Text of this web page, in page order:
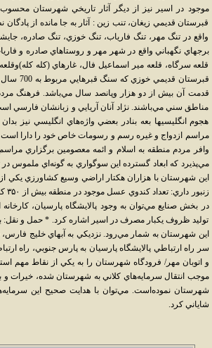
موجود در اسير نيز از ديگر آثار تاريخي شهرستان
قبرستان قديمي زيغان، تنب زين : آثار به جا مانده از
واقع در تنگ مهر، تنگ فارياب، تنگ خوزي، تنگ صادره،
برجهاي نگهباني واقع در شهر مهر و روستاهاي صادره و
قلعه سرگاه، قلعه مير اسماعيل فال، غارهاي (كله
قدمت آن بيش از دو هزار وپانصد سال مي‌باشد. فرهنگ
مناطق سني مي‌باشند. نژاد آنان آريايي و زبانشان فارسي
هجوم انگليسيها بعه بنادر بعضي واژه‌هاي انگليسي نيز
مراسم ازدواج و غيره رسم و رسومات خاص خود را دارا است
وافر مردم منطقه به اسلام و ائمه معصومين برگزاري
مي‌پذيرد كه ابعاد گسترده اين سوگواري به گونه‌اي ملموس
اين شهرستان با هزاران هكتار اراضي وسيع كشاورزي
در بخش صنايع مي‌توان به وجود پالايشگاه پارسيان،
توليد ظروف يكبار مصرف در اسير اشاره كرد. * حمل و نقل:
اين شهرستان به شمار مي‌رود. نزديكي به آبهاي خليج فارس،
سر راه ارتباطي پالايشگاه پارسيان به پارس جنوبي، راه
و اتوبان مهر/ فرودگاه شهرستان را به يكي از نقاط مهم
موجب انتقال سرمايه‌هاي كلاني به شهرستان شده، خيرات و
شهرستان نموده‌است. مي‌توان با هدايت صحيح اين
شاياني كرد.